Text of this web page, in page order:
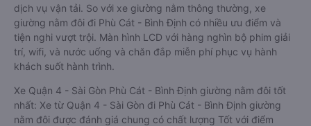
dịch vụ vận tải. So với xe giường nằm thông thường, xe
giường nằm đôi đi Phù Cát - Bình Định có nhiều ưu điểm và
tiện nghi vượt trội. Màn hình LCD với hàng nghìn bộ phim giải
trí, wifi, và nước uống và chăn đắp miễn phí phục vụ hành
khách suốt hành trình.
Xe Quận 4 - Sài Gòn Phù Cát - Bình Định giường nằm đôi tốt
nhất: Xe từ Quận 4 - Sài Gòn đi Phù Cát - Bình Định giường
nằm đôi được đánh giá chung có chất lượng Tốt với điểm